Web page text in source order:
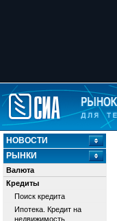
НОВОСТИ
РЫНКИ
Валюта
Кредиты
Поиск кредита
Ипотека. Кредит на
недвижимость